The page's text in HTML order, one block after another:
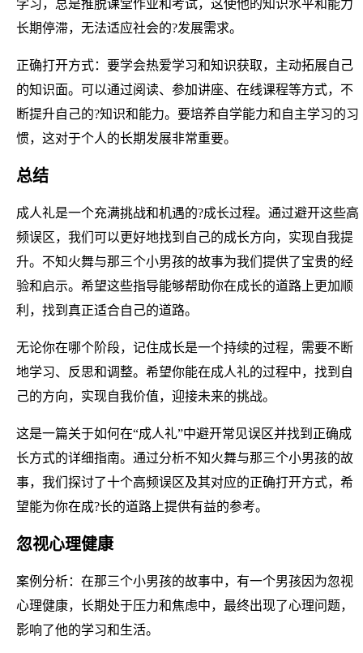
学习，总是推脱课堂作业和考试，这使他的知识水平和能力
长期停滞，无法适应社会的?发展需求。
正确打开方式：要学会热爱学习和知识获取，主动拓展自己
的知识面。可以通过阅读、参加讲座、在线课程等方式，不
断提升自己的?知识和能力。要培养自学能力和自主学习的习
惯，这对于个人的长期发展非常重要。
总结
成人礼是一个充满挑战和机遇的?成长过程。通过避开这些高
频误区，我们可以更好地找到自己的成长方向，实现自我提
升。不知火舞与那三个小男孩的故事为我们提供了宝贵的经
验和启示。希望这些指导能够帮助你在成长的道路上更加顺
利，找到真正适合自己的道路。
无论你在哪个阶段，记住成长是一个持续的过程，需要不断
地学习、反思和调整。希望你能在成人礼的过程中，找到自
己的方向，实现自我价值，迎接未来的挑战。
这是一篇关于如何在“成人礼”中避开常见误区并找到正确成
长方式的详细指南。通过分析不知火舞与那三个小男孩的故
事，我们探讨了十个高频误区及其对应的正确打开方式，希
望能为你在成?长的道路上提供有益的参考。
忽视心理健康
案例分析：在那三个小男孩的故事中，有一个男孩因为忽视
心理健康，长期处于压力和焦虑中，最终出现了心理问题，
影响了他的学习和生活。